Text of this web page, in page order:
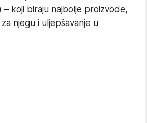
– koji biraju najbolje proizvode,
njegu i uljepšavanje u